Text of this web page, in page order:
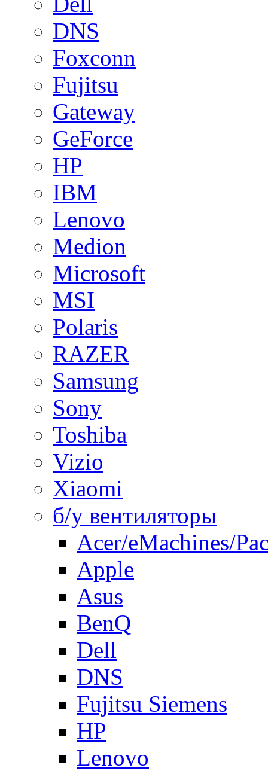
DNS
Foxconn
Fujitsu
Gateway
GeForce
HP
IBM
Lenovo
Medion
Microsoft
MSI
Polaris
RAZER
Samsung
Sony
Toshiba
Vizio
Xiaomi
б/у вентиляторы
Acer/eMachines/
Apple
Asus
BenQ
Dell
DNS
Fujitsu Siemens
HP
Lenovo